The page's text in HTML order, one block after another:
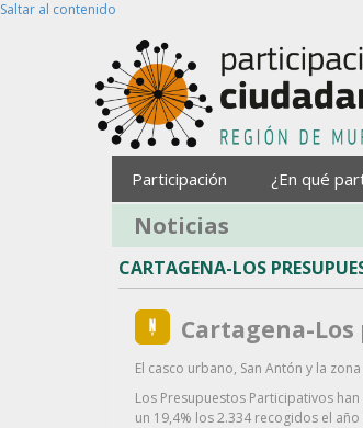
Saltar al contenido
Participación ¿En qué
Noticias
CARTAGENA-LOS
Cartagena-
El casco urbano, San Antón y la
Los Presupuestos Participativos
un 19,4% los 2.334 recogidos el